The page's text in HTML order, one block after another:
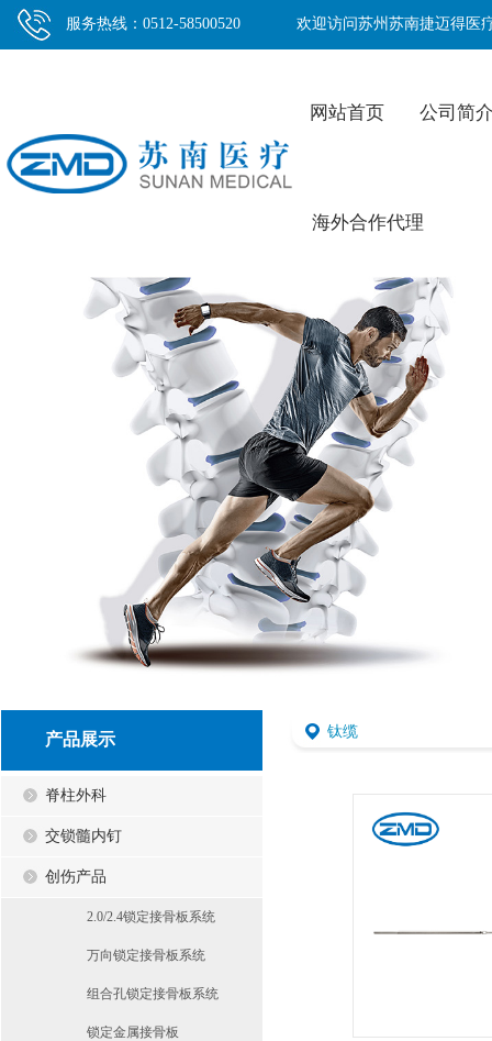
服务热线：0512-58500520 欢迎访问苏州苏南捷迈得医
网站首页 公司简
海外合作代理
产品展示
脊柱外科
交锁髓内钉
创伤产品
2.0/2.4锁定接骨板系统
万向锁定接骨板系统
组合孔锁定接骨板系统
锁定金属接骨板
钛缆